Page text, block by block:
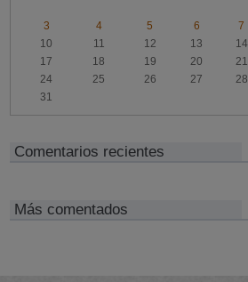
3
4 5 6 7
10
11 12 13 14
17
18 19 20 21
24
25 26 27 28
31
Comentarios recientes
Más comentados